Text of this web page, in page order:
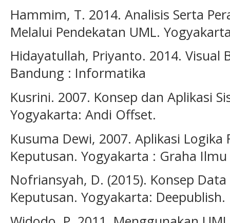
Hammim, T. 2014. Analisis Serta
Melalui Pendekatan UML.
Hidayatullah, Priyanto. 2014. Visual
Bandung : Informatika
Kusrini. 2007. Konsep dan Aplikasi
Yogyakarta: Andi Offset.
Kusuma Dewi, 2007. Aplikasi
Keputusan. Yogyakarta : Graha Ilmu
Nofriansyah, D. (2015). Konsep
Keputusan. Yogyakarta: Deepublish.